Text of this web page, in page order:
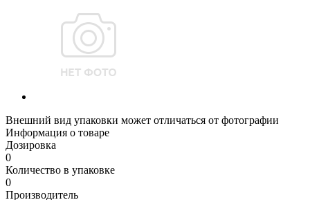
Внешний вид упаковки может отличаться от фотографии
Информация о товаре
Дозировка
0
Количество в упаковке
0
Производитель